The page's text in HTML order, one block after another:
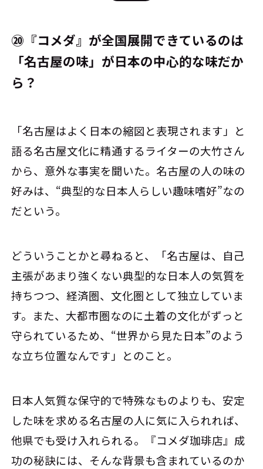
⑳『コメダ』が全国展開できているのは
「名古屋の味」が日本の中心的な味だか
ら？
「名古屋はよく日本の縮図と表現されます」と
語る名古屋文化に精通するライターの大竹さん
から、意外な事実を聞いた。名古屋の人の味の
好みは、“典型的な日本人らしい趣味嗜好”なの
だという。
どういうことかと尋ねると、「名古屋は、自己
主張があまり強くない典型的な日本人の気質を
持ちつつ、経済圏、文化圏として独立していま
す。また、大都市圏なのに土着の文化がずっと
守られているため、“世界から見た日本”のよう
な立ち位置なんです」とのこと。
日本人気質な保守的で特殊なものよりも、安定
した味を求める名古屋の人に気に入られれば、
他県でも受け入れられる。『コメダ珈琲店』成
功の秘訣には、そんな背景も含まれているのか